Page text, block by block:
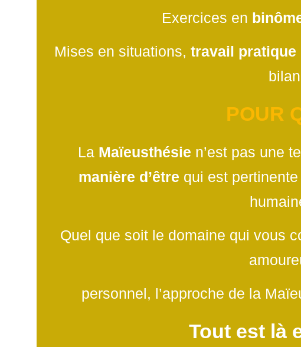
Exercices en
Mises en situations, travail pratique
bilan
POUR
La Maïeusthésie n’est pas une
manière d’être qui est
Quel que soit le domaine qui vous
personnel, l’approche de la
Tout est là